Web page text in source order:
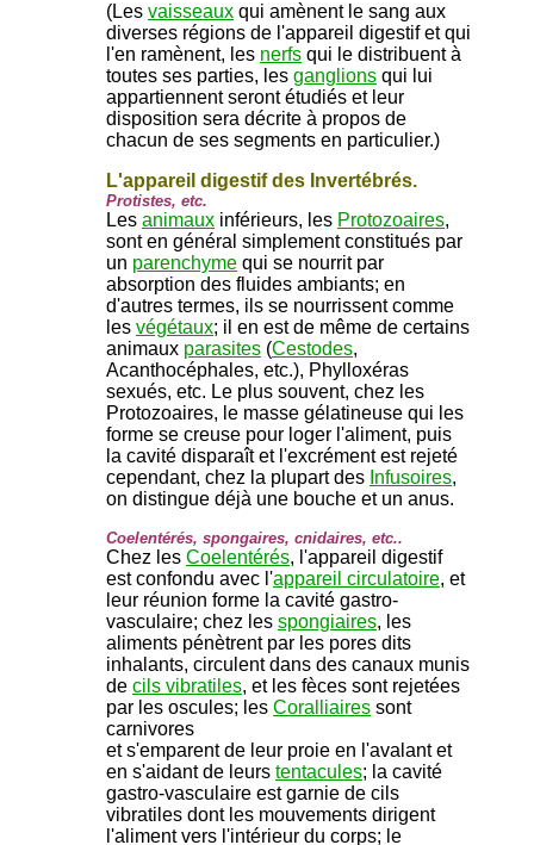
(Les vaisseaux qui amènent le sang aux
diverses régions de l'appareil digestif et qui
l'en ramènent, les nerfs qui le distribuent à
toutes ses parties, les ganglions qui lui
appartiennent seront étudiés et leur
disposition sera décrite à propos de
chacun de ses segments en particulier.)
L'appareil digestif des Invertébrés.
Protistes, etc.
Les animaux inférieurs, les Protozoaires,
sont en général simplement constitués par
un parenchyme qui se nourrit par
absorption des fluides ambiants; en
d'autres termes, ils se nourrissent comme
les végétaux; il en est de même de certains
animaux parasites (Cestodes,
Acanthocéphales, etc.), Phylloxéras
sexués, etc. Le plus souvent, chez les
Protozoaires, le masse gélatineuse qui les
forme se creuse pour loger l'aliment, puis
la cavité disparaît et l'excrément est rejeté
cependant, chez la plupart des Infusoires,
on distingue déjà une bouche et un anus.
Coelentérés, spongaires, cnidaires, etc..
Chez les Coelentérés, l'appareil digestif
est confondu avec l'appareil circulatoire, et
leur réunion forme la cavité gastro-
vasculaire; chez les spongiaires, les
aliments pénètrent par les pores dits
inhalants, circulent dans des canaux munis
de cils vibratiles, et les fèces sont rejetées
par les oscules; les Coralliaires sont
carnivores
et s'emparent de leur proie en l'avalant et
en s'aidant de leurs tentacules; la cavité
gastro-vasculaire est garnie de cils
vibratiles dont les mouvements dirigent
l'aliment vers l'intérieur du corps; le